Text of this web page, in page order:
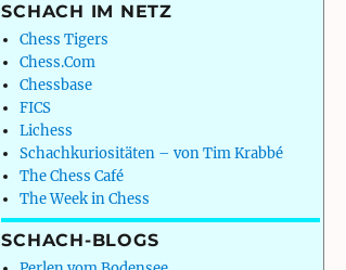
SCHACH IM NETZ
Chess Tigers
Chess.Com
Chessbase
FICS
Lichess
Schachkuriositäten – von Tim Krabbé
The Chess Café
The Week in Chess
SCHACH-BLOGS